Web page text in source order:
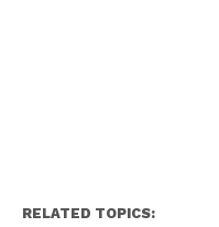
RELATED TOPICS: